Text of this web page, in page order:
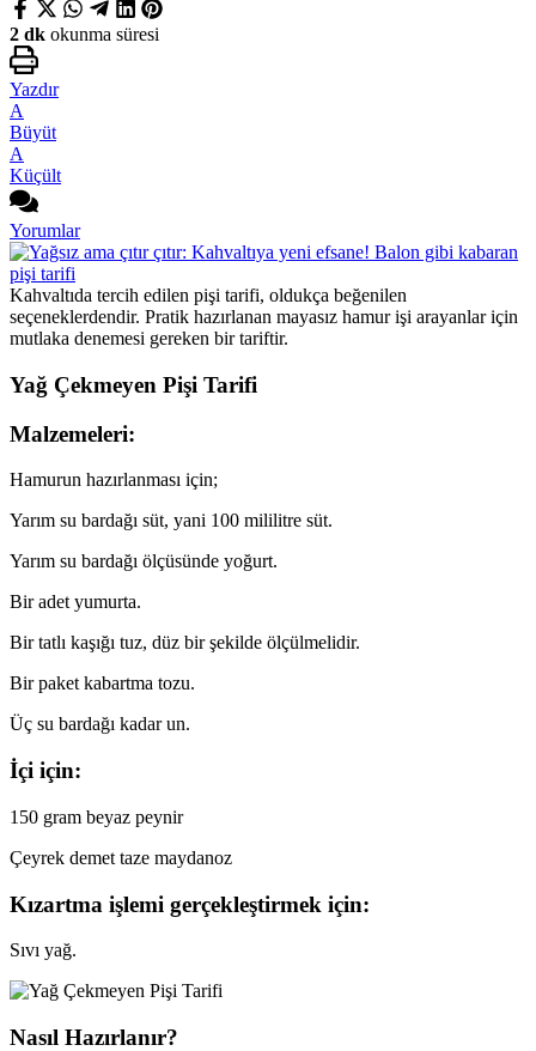
2 dk okunma süresi
Yazdır
A
Büyüt
A
Küçült
Yorumlar
Kahvaltıda tercih edilen pişi tarifi, oldukça beğenilen
seçeneklerdendir. Pratik hazırlanan mayasız hamur işi arayanlar için
mutlaka denemesi gereken bir tariftir.
Yağ Çekmeyen Pişi Tarifi
Malzemeleri:
Hamurun hazırlanması için;
Yarım su bardağı süt, yani 100 mililitre süt.
Yarım su bardağı ölçüsünde yoğurt.
Bir adet yumurta.
Bir tatlı kaşığı tuz, düz bir şekilde ölçülmelidir.
Bir paket kabartma tozu.
Üç su bardağı kadar un.
İçi için:
150 gram beyaz peynir
Çeyrek demet taze maydanoz
Kızartma işlemi gerçekleştirmek için:
Sıvı yağ.
Nasıl Hazırlanır?